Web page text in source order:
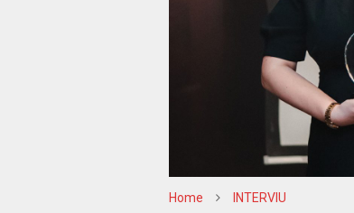
Home INTERVIU